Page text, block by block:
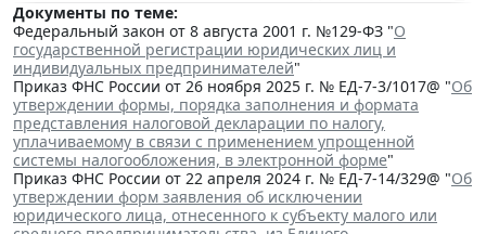
Документы по теме:
Федеральный закон от 8 августа 2001 г. №129-ФЗ "О
государственной регистрации юридических лиц и
индивидуальных предпринимателей"
Приказ ФНС России от 26 ноября 2025 г. № ЕД-7-3/1017@ "Об
утверждении формы, порядка заполнения и формата
представления налоговой декларации по налогу,
уплачиваемому в связи с применением упрощенной
системы налогообложения, в электронной форме"
Приказ ФНС России от 22 апреля 2024 г. № ЕД-7-14/329@ "Об
утверждении форм заявления об исключении
юридического лица, отнесенного к субъекту малого или